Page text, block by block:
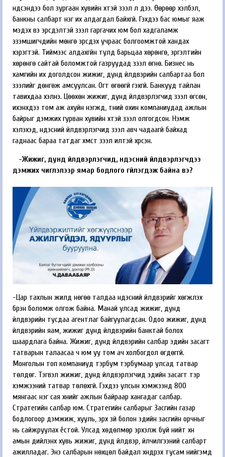
үндсэндээ бол зургаан хувийн хүүтэй зээл л дээ. Өөрөөр хэлбэл,
банкны салбарт нэг их алдагдал байхгүй. Гэхдээ бас юмыг яаж
мэдэх вэ эрсдэлтэй зээл гаргачих юм бол хадгаламж
эзэмшигчдийн мөнгө эрсдэх учраас болгоомжтой хандах
хэрэгтэй. Тиймээс алдахгүйн тулд барьцаа хөрөнгө, эргэлтийн
хөрөнгө сайтай боломжтой газруудад зээл өгнө. Бизнес нь
хамгийн их доголдсон жижиг, дунд үйлдвэрийн салбартаа бол
зээлийг дөнгөж амсуулсан. Огт өгөөгүй гэхгүй. Банкууд тайлан
тавихдаа хэлнэ. Цөөхөн жижиг, дунд үйлдвэрлэгчид зээл өгсөн,
ихэнхдээ том аж ахуйн нэгжүүд, түүний охин компаниудад ажлын
байрыг дэмжих гурван хувийн хүүтэй зээл олгогдсон. Нэмж
хэлэхэд, үндэсний үйлдвэрлэгчид зээл авч чадаагүй байхад
гаднаас бараа татдаг хүмүүст зээл илүүтэй хүрсэн.
-Жижиг, дунд үйлдвэр­лэгчид, үндэсний үйлдвэр­лэгчдээ
дэмжих чиглэлээр ямар бодлого үгүйлэгдэж байна вэ?
-Цар тахлын жилүүд нөгөө талдаа үндэсний үйлдвэрийг хөгжүүлэх
бүрэн боломж олгож байна. Манай улсад жижиг, дунд
үйлдвэрийн тусдаа агентлаг байгуулагдсан. Одоо жижиг, дунд
үйлдвэрийн яам, жижиг дунд үйлдвэрийн банктай болох
шаардлага байна. Жижиг, дунд үйлдвэрийн салбар эдийн засагт
татварын талаасаа ч юм уу том ач холбогдол өгдөггүй.
Монголын топ компаниуд тэрбум тэрбумаар улсад татвар
төлдөг. Тэгвэл жижиг, дунд үйлдвэрлэгчид эдийн засагт тэр
хэмжээний татвар төлөхгүй. Гэхдээ улсын хэмжээнд 800
мянгаас нэг сая хүнийг ажлын байраар хангадаг салбар.
Стратегийн салбар юм. Стратегийн салбарыг Засгийн газар
бодлогоор дэмжиж, хууль, эрх зүй болон эдийн засгийн орчныг
нь сайжруулах ёстой. Улсад хөдөлмөр эрхэлж буй нийт хүн
амын дийлэнх хувь жижиг, дунд үйлдвэр, үйлчилгээний салбарт
ажилладаг. Энэ салбарын нөхцөл байдал хүндрэх тусам нийгэмд